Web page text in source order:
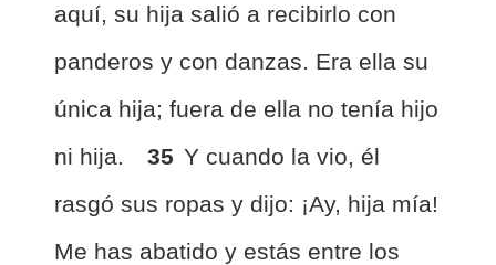
aquí, su hija salió a recibirlo con
panderos y con danzas. Era ella su
única hija; fuera de ella no tenía hijo
ni hija.
35 Y cuando la vio, él
rasgó sus ropas y dijo: ¡Ay, hija mía!
Me has abatido y estás entre los